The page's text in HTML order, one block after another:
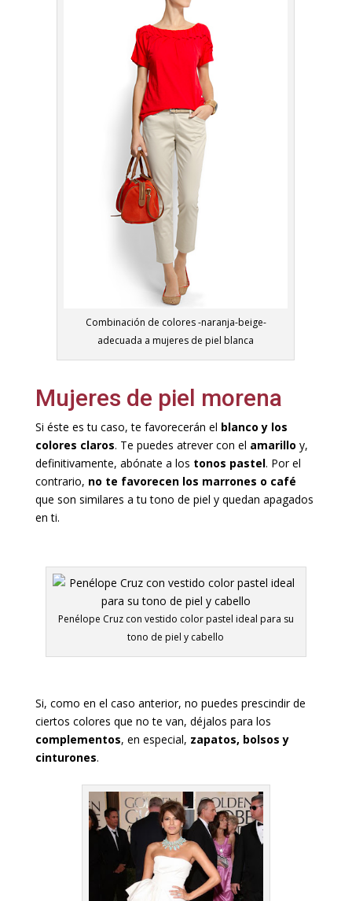
Combinación de colores -naranja-beige-
adecuada a mujeres de piel blanca
Mujeres de piel morena
Si éste es tu caso, te favorecerán el blanco y los
colores claros. Te puedes atrever con el amarillo y,
definitivamente, abónate a los tonos pastel. Por el
contrario, no te favorecen los marrones o café
que son similares a tu tono de piel y quedan apagados
en ti.
Penélope Cruz con vestido color pastel ideal para su
tono de piel y cabello
Si, como en el caso anterior, no puedes prescindir de
ciertos colores que no te van, déjalos para los
complementos, en especial, zapatos, bolsos y
cinturones.